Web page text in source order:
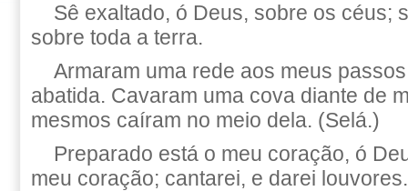
Sê exaltado, ó Deus, sobre os céus;
sobre toda a terra.
Armaram uma rede aos meus
abatida. Cavaram uma cova diante de
mesmos caíram no meio dela. (Selá.)
Preparado está o meu coração, ó
meu coração; cantarei, e darei louvores.